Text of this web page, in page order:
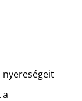
nyereségeit
a